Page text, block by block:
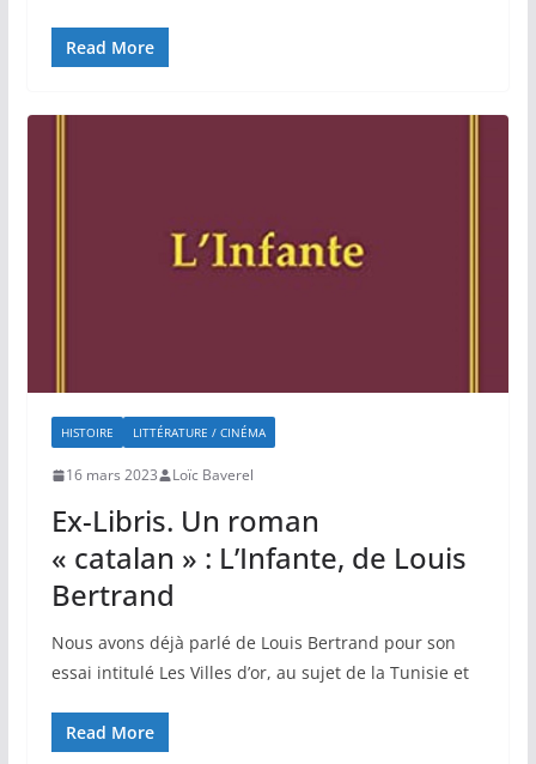
Read More
HISTOIRE LITTÉRATURE / CINÉMA
16 mars 2023 Loïc Baverel
Ex-Libris. Un roman
« catalan » : L’Infante, de Louis
Bertrand
Nous avons déjà parlé de Louis Bertrand pour son
essai intitulé Les Villes d’or, au sujet de la Tunisie et
Read More